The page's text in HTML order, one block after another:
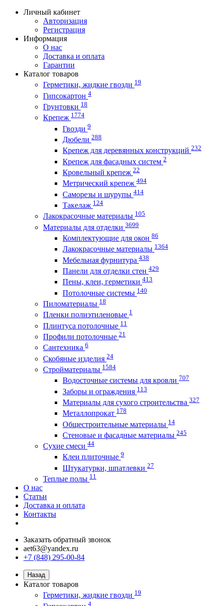
Личный кабинет
Авторизация
Регистрация
Информация
О нас
Доставка и оплата
Гарантии
Каталог товаров
Герметики, жидкие гвозди 19
Гипсокартон 4
Грунтовки 18
Крепеж 1774
Гвозди 9
Дюбели 288
Крепеж для деревянных конструкций 232
Крепеж для фасадных систем 2
Кровельный крепеж 22
Метрический крепеж 494
Саморезы и шурупы 414
Такелаж 124
Лакокрасочные материалы 105
Материалы для отделки 3699
Комплектующие для окон 86
Лакокрасочные материалы 1364
Мебельная фурнитура 438
Панели для отделки стен 429
Пены, клеи, герметики 413
Потолочные системы 140
Пиломатериалы 18
Пленки полиэтиленовые 1
Плинтуса потолочные 11
Профили потолочные 21
Сантехника 6
Скобяные изделия 24
Стройматериалы 1584
Водосточные системы для кровли 707
Заборы и ограждения 113
Материалы для сухого строительства 327
Металлопрокат 178
Общестроительные материалы 14
Стеновые и фасадные материалы 245
Сухие смеси 44
Клеи плиточные 9
Штукатурки, шпатлевки 27
Теплые полы 11
О нас
Статьи
Доставка и оплата
Контакты
Заказать обратный звонок
aet63@yandex.ru
+7 (848) 295-00-84
Назад
Каталог товаров
Герметики, жидкие гвозди 19
4